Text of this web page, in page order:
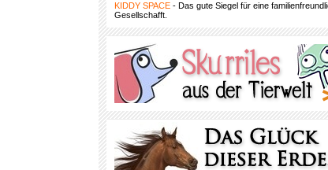
KIDDY SPACE - Das gute Siegel für eine
Gesellschafft.